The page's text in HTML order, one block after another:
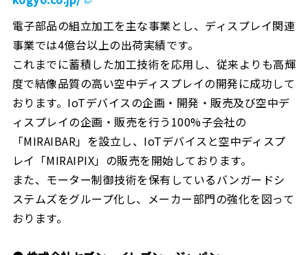
電子部品の組立加工を主な事業とし、ディスプレイ関連
事業では4億台以上の出荷実績です。
これまでに蓄積した加工技術を応用し、従来よりも高輝
度で結像品質の高い空中ディスプレイの開発に成功して
おります。IoTデバイスの企画・開発・販売及び空中デ
ィスプレイの企画・販売を行う100%子会社の
「MIRAIBAR」を設立し、IoTデバイスと空中ディスプ
レイ「MIRAIPIX」の販売を開始しております。
また、モーター制御技術を保有しているバンガードシ
ステムズをグループ化し、メーカー部門の強化を図って
おります。